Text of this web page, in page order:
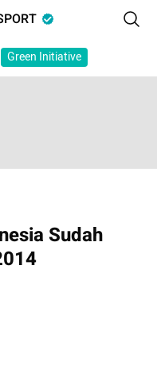
Green Initiative
Sudah